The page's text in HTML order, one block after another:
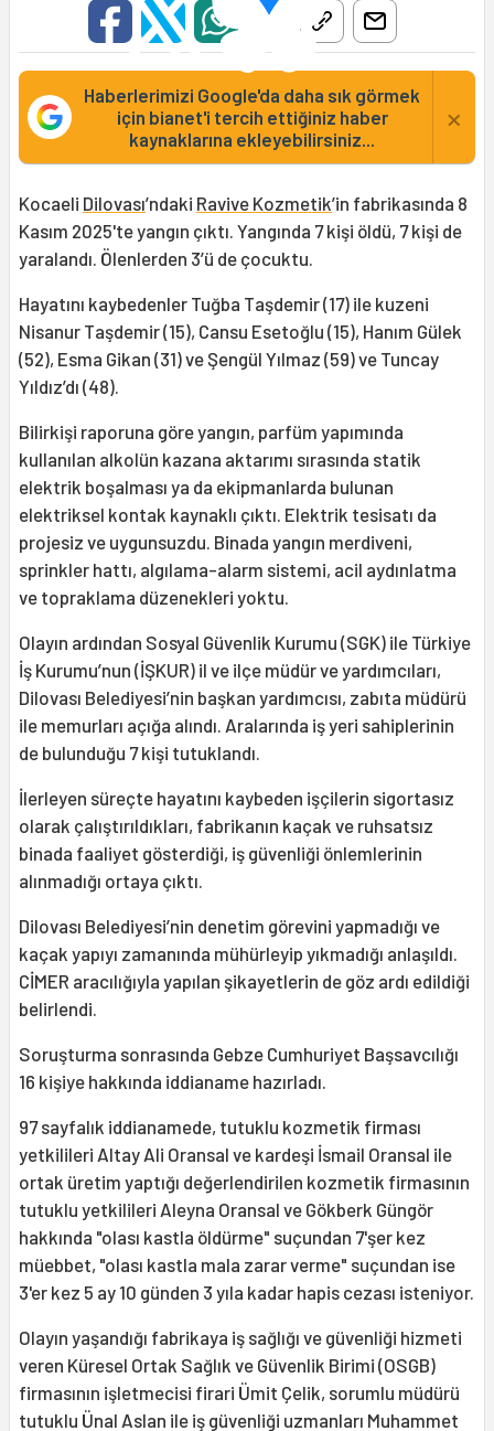
Haberlerimizi Google'da daha sık görmek
için bianet'i tercih ettiğiniz haber
kaynaklarına ekleyebilirsiniz...
×
Kocaeli Dilovası’ndaki Ravive Kozmetik’in fabrikasında 8
Kasım 2025'te yangın çıktı. Yangında 7 kişi öldü, 7 kişi de
yaralandı. Ölenlerden 3’ü de çocuktu.
Hayatını kaybedenler Tuğba Taşdemir (17) ile kuzeni
Nisanur Taşdemir (15), Cansu Esetoğlu (15), Hanım Gülek
(52), Esma Gikan (31) ve Şengül Yılmaz (59) ve Tuncay
Yıldız’dı (48).
Bilirkişi raporuna göre yangın, parfüm yapımında
kullanılan alkolün kazana aktarımı sırasında statik
elektrik boşalması ya da ekipmanlarda bulunan
elektriksel kontak kaynaklı çıktı. Elektrik tesisatı da
projesiz ve uygunsuzdu. Binada yangın merdiveni,
sprinkler hattı, algılama-alarm sistemi, acil aydınlatma
ve topraklama düzenekleri yoktu.
Olayın ardından Sosyal Güvenlik Kurumu (SGK) ile Türkiye
İş Kurumu’nun (İŞKUR) il ve ilçe müdür ve yardımcıları,
Dilovası Belediyesi’nin başkan yardımcısı, zabıta müdürü
ile memurları açığa alındı. Aralarında iş yeri sahiplerinin
de bulunduğu 7 kişi tutuklandı.
İlerleyen süreçte hayatını kaybeden işçilerin sigortasız
olarak çalıştırıldıkları, fabrikanın kaçak ve ruhsatsız
binada faaliyet gösterdiği, iş güvenliği önlemlerinin
alınmadığı ortaya çıktı.
Dilovası Belediyesi’nin denetim görevini yapmadığı ve
kaçak yapıyı zamanında mühürleyip yıkmadığı anlaşıldı.
CİMER aracılığıyla yapılan şikayetlerin de göz ardı edildiği
belirlendi.
Soruşturma sonrasında Gebze Cumhuriyet Başsavcılığı
16 kişiye hakkında iddianame hazırladı.
97 sayfalık iddianamede, tutuklu kozmetik firması
yetkilileri Altay Ali Oransal ve kardeşi İsmail Oransal ile
ortak üretim yaptığı değerlendirilen kozmetik firmasının
tutuklu yetkilileri Aleyna Oransal ve Gökberk Güngör
hakkında "olası kastla öldürme" suçundan 7'şer kez
müebbet, "olası kastla mala zarar verme" suçundan ise
3'er kez 5 ay 10 günden 3 yıla kadar hapis cezası isteniyor.
Olayın yaşandığı fabrikaya iş sağlığı ve güvenliği hizmeti
veren Küresel Ortak Sağlık ve Güvenlik Birimi (OSGB)
firmasının işletmecisi firari Ümit Çelik, sorumlu müdürü
tutuklu Ünal Aslan ile iş güvenliği uzmanları Muhammet